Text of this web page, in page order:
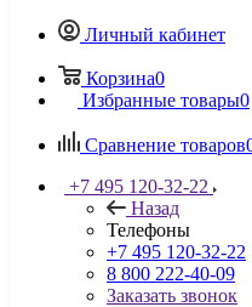
Личный кабинет
Корзина0
Избранные товары0
Сравнение товаров
+7 495 120-32-22
Назад
Телефоны
+7 495 120-32-22
8 800 222-40-09
Заказать звонок